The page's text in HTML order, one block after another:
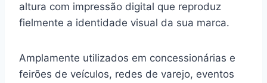
altura com impressão digital que reproduz
fielmente a identidade visual da sua marca.
Amplamente utilizados em concessionárias e
feirões de veículos, redes de varejo, eventos